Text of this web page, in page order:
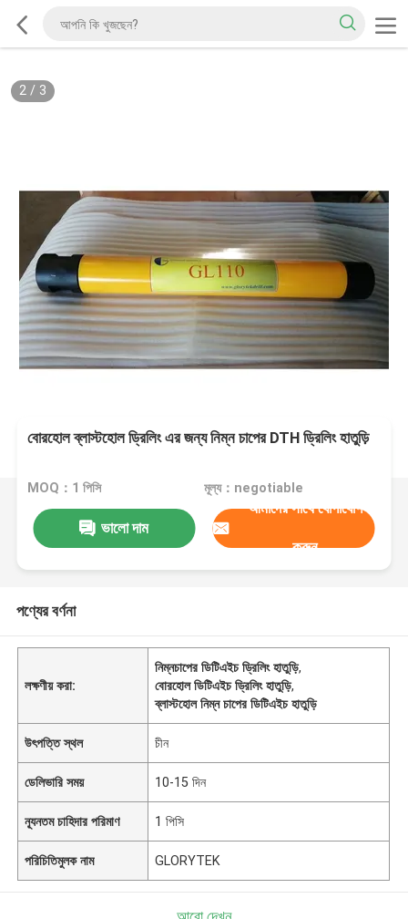
2/ 3
বোরহোল ব্লাস্টহোল ড্রিলিং এর জন্য নিম্ন চাপের DTH ড্রিলিং হাতুড়ি
MOQ：1 পিসি মূল্য：negotiable
ভালো দাম
আমাদের সাথে যোগাযোগ
করুন
পণ্যের বর্ণনা
লক্ষণীয় করা:
নিম্নচাপের ডিটিএইচ ড্রিলিং হাতুড়ি,
বোরহোল ডিটিএইচ ড্রিলিং হাতুড়ি,
ব্লাস্টহোল নিম্ন চাপের ডিটিএইচ হাতুড়ি
উৎপত্তি স্থল চীন
ডেলিভারি সময় 10-15 দিন
ন্যূনতম চাহিদার পরিমাণ 1 পিসি
পরিচিতিমুলক নাম GLORYTEK